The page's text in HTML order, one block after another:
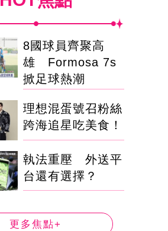
8國球員齊聚高
雄 Formosa 7s
掀足球熱潮
理想混蛋號召粉絲
跨海追星吃美食！
執法重壓 外送平
台還有選擇？
更多焦點+